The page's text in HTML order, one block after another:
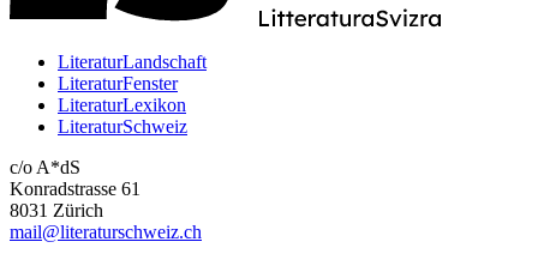
LiteraturLandschaft
LiteraturFenster
LiteraturLexikon
LiteraturSchweiz
c/o A*dS
Konradstrasse 61
8031 Zürich
mail@literaturschweiz.ch